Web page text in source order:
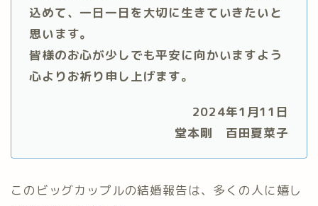
込めて、一日一日を大切に生きていきたいと
思います。
皆様のお心が少しでも平安に向かいますよう
心よりお祈り申し上げます。
2024年1月11日
堂本剛 百田夏菜子
このビッグカップルの結婚報告は、多くの人に嬉し